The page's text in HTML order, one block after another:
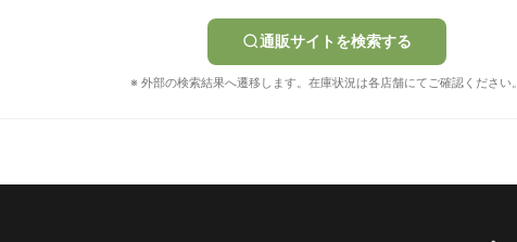
通販サイトを検索する
※ 外部の検索結果へ遷移します。在庫状況は各店舗にてご確認ください。